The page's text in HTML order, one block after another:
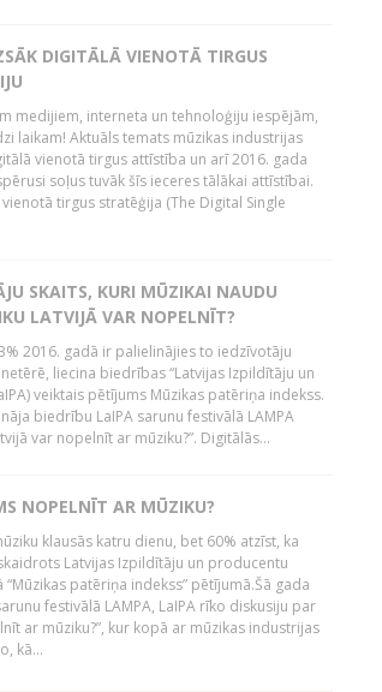
DIGITĀLĀ VIENOTĀ TIRGUS
medijiem, interneta un tehnoloģiju iespējām,
laikam! Aktuāls temats mūzikas industrijas
vienotā tirgus attīstība un arī 2016. gada
soļus tuvāk šīs ieceres tālākai attīstībai.
tirgus stratēģija (The Digital Single
SKAITS, KURI MŪZIKAI NAUDU
LATVIJĀ VAR NOPELNĪT?
2016. gadā ir palielinājies to iedzīvotāju
liecina biedrības “Latvijas Izpildītāju un
veiktais pētījums Mūzikas patēriņa indekss.
biedrību LaIPA sarunu festivālā LAMPA
var nopelnīt ar mūziku?”. Digitālās...
NOPELNĪT AR MŪZIKU?
klausās katru dienu, bet 60% atzīst, ka
Latvijas Izpildītāju un producentu
“Mūzikas patēriņa indekss” pētījumā.Šā gada
festivālā LAMPA, LaIPA rīko diskusiju par
ar mūziku?”, kur kopā ar mūzikas industrijas
kā...